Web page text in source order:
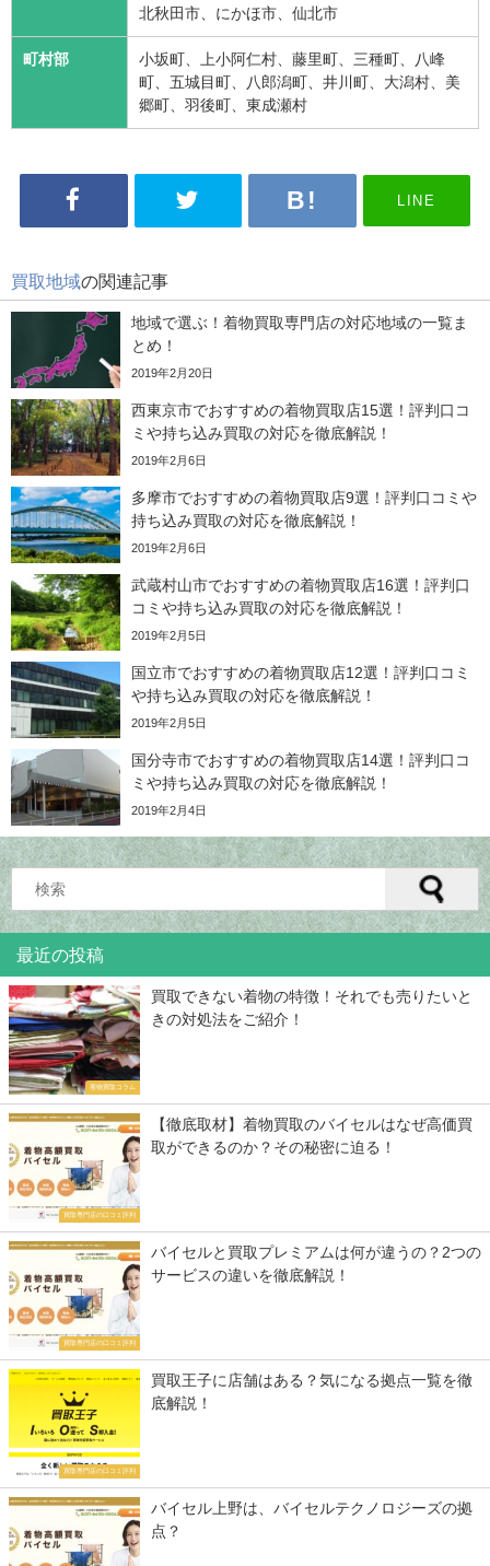
北秋田市、にかほ市、仙北市
町村部
小坂町、上小阿仁村、藤里町、三種町、八峰
町、五城目町、八郎潟町、井川町、大潟村、美
郷町、羽後町、東成瀬村
LINE
買取地域の関連記事
地域で選ぶ！着物買取専門店の対応地域の一覧ま
とめ！
2019年2月20日
西東京市でおすすめの着物買取店15選！評判口コ
ミや持ち込み買取の対応を徹底解説！
2019年2月6日
多摩市でおすすめの着物買取店9選！評判口コミや
持ち込み買取の対応を徹底解説！
2019年2月6日
武蔵村山市でおすすめの着物買取店16選！評判口
コミや持ち込み買取の対応を徹底解説！
2019年2月5日
国立市でおすすめの着物買取店12選！評判口コミ
や持ち込み買取の対応を徹底解説！
2019年2月5日
国分寺市でおすすめの着物買取店14選！評判口コ
ミや持ち込み買取の対応を徹底解説！
2019年2月4日
最近の投稿
着物買取コラム
買取できない着物の特徴！それでも売りたいと
きの対処法をご紹介！
買取専門店の口コミ評判
【徹底取材】着物買取のバイセルはなぜ高価買
取ができるのか？その秘密に迫る！
買取専門店の口コミ評判
バイセルと買取プレミアムは何が違うの？2つの
サービスの違いを徹底解説！
買取専門店の口コミ評判
買取王子に店舗はある？気になる拠点一覧を徹
底解説！
バイセル上野は、バイセルテクノロジーズの拠
点？